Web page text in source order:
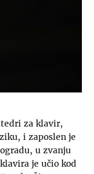
za klavir,
i zaposlen je
u zvanju
je učio kod